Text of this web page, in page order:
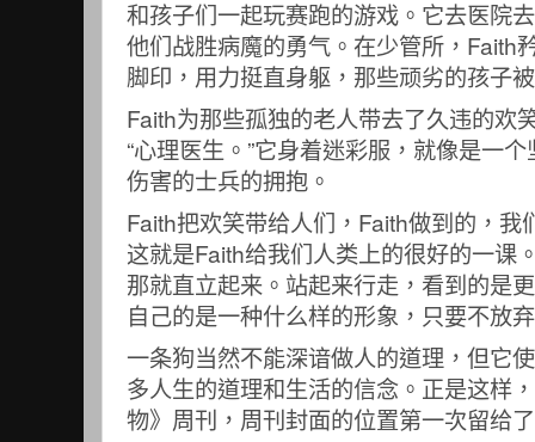
和孩子们一起玩赛跑的游戏。它去医院
他们战胜病魔的勇气。在少管所，Faith
脚印，用力挺直身躯，那些顽劣的孩子
Faith为那些孤独的老人带去了久违的欢
“心理医生。”它身着迷彩服，就像是一
伤害的士兵的拥抱。
Faith把欢笑带给人们，Faith做到的，
这就是Faith给我们人类上的很好的一课
那就直立起来。站起来行走，看到的是
自己的是一种什么样的形象，只要不放
一条狗当然不能深谙做人的道理，但它
多人生的道理和生活的信念。正是这样
物》周刊，周刊封面的位置第一次留给